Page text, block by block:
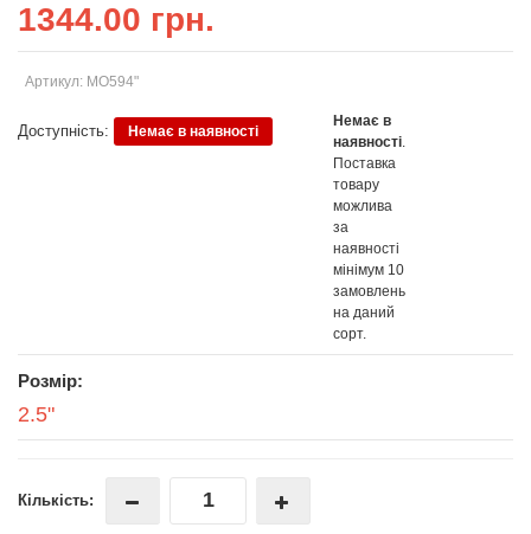
1344.00 грн.
Артикул: MO594"
Доступність: Немає в наявності
Немає в
наявності.
Поставка
товару
можлива
за
наявності
мінімум 10
замовлень
на даний
сорт.
Розмір:
2.5"
Кількість: